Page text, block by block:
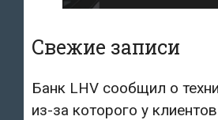
Свежие записи
Банк LHV сообщил о
из-за которого у